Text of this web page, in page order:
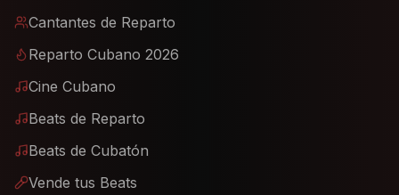
Cantantes de Reparto
Reparto Cubano 2026
Cine Cubano
Beats de Reparto
Beats de Cubatón
Vende tus Beats